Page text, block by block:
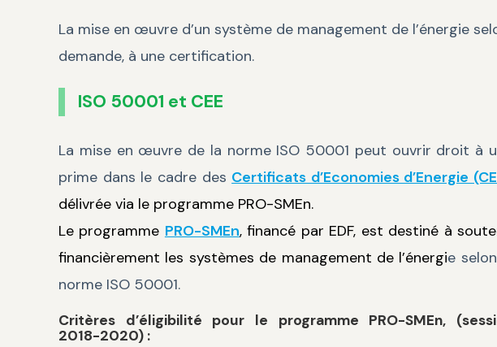
La mise en œuvre d’un système de management de l’énergie
demande, à une certification.
ISO 50001 et CEE
La mise en œuvre de la norme ISO 50001 peut ouvrir droit à
prime dans le cadre des Certificats d’Economies d’Energie
délivrée via le programme PRO-SMEn.
Le programme PRO-SMEn, financé par EDF, est destiné à
financièrement les systèmes de management de l’énergie
norme ISO 50001.
Critères d’éligibilité pour le programme PRO-SMEn,
2018-2020) :